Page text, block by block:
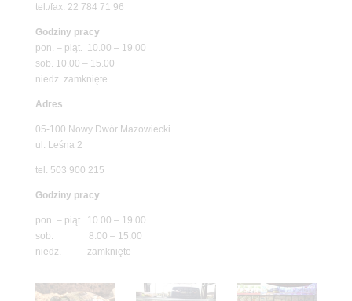
tel./fax. 22 784 71 96
Godziny pracy
pon. – piąt. 10.00 – 19.00
sob. 10.00 – 15.00
niedz. zamknięte
Adres
05-100 Nowy Dwór Mazowiecki
ul. Leśna 2
tel. 503 900 215
Godziny pracy
pon. – piąt. 10.00 – 19.00
sob. 8.00 – 15.00
niedz. zamknięte